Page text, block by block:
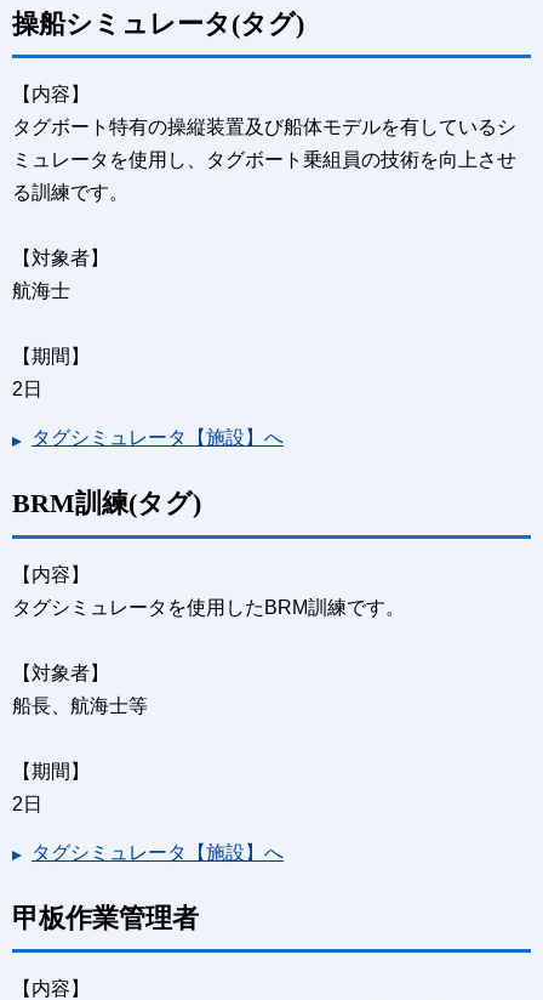
操船シミュレータ(タグ)
【内容】
タグボート特有の操縦装置及び船体モデルを有しているシ
ミュレータを使用し、タグボート乗組員の技術を向上させ
る訓練です。
【対象者】
航海士
【期間】
2日
タグシミュレータ【施設】へ
BRM訓練(タグ)
【内容】
タグシミュレータを使用したBRM訓練です。
【対象者】
船長、航海士等
【期間】
2日
タグシミュレータ【施設】へ
甲板作業管理者
【内容】